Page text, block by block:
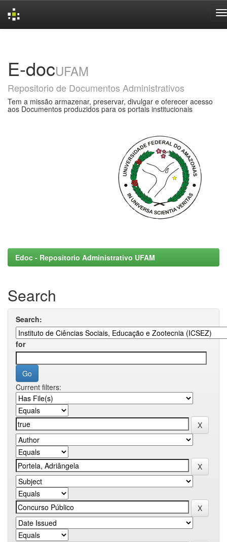
E-docUFAM
Repositorio de Documentos Administrativos
Tem a missão armazenar, preservar, divulgar e oferecer acesso
aos Documentos produzidos para os portais institucionais
Edoc - Repositorio Administrativo UFAM
Search
Search:
for
Current filters: